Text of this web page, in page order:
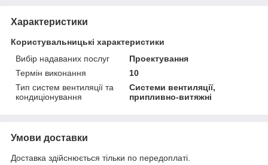
Характеристики
Користувальницькі характеристики
Вибір надаваних послуг
Проектування
Термін виконання
10
Тип систем вентиляції та
кондиціонування
Системи вентиляції,
припливно-витяжні
Умови доставки
Доставка здійснюється тільки по передоплаті.